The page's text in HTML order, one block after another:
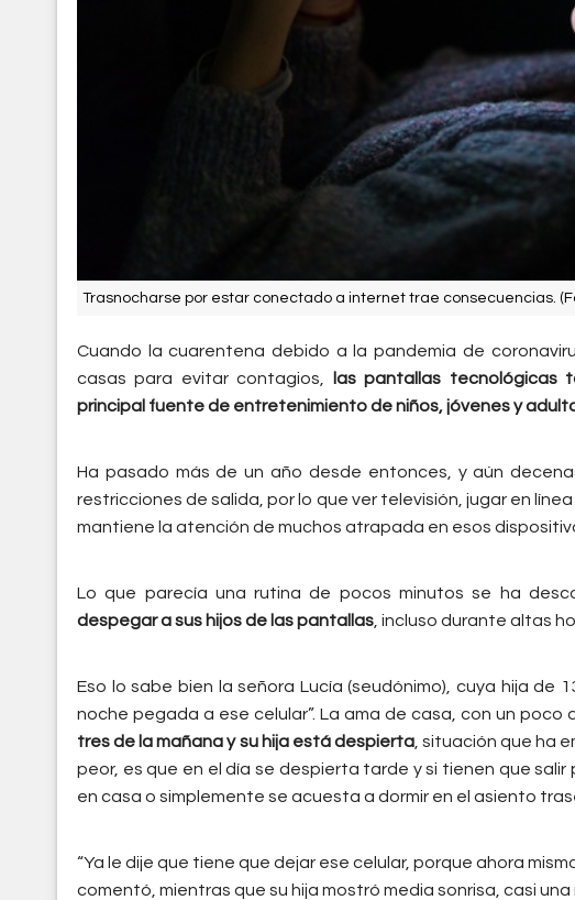
Trasnocharse por estar conectado a internet trae consecuencias.
Cuando la cuarentena debido a la pandemia de
casas para evitar contagios,
las pantallas tecnológicas
principal fuente de entretenimiento de niños, jóvenes y
Ha pasado más de un año desde entonces, y aún
restricciones de salida, por lo que ver televisión, jugar en
mantiene la atención de muchos atrapada en esos
Lo que parecía una rutina de pocos minutos se ha
despegar a sus hijos de las pantallas , incluso durante altas
Eso lo sabe bien la señora Lucía (seudónimo), cuya hija de
noche pegada a ese celular”. La ama de casa, con un poco
tres de la mañana y su hija está despierta, situación que ha
peor, es que en el día se despierta tarde y si tienen que
en casa o simplemente se acuesta a dormir en el asiento
“Ya le dije que tiene que dejar ese celular, porque ahora
comentó, mientras que su hija mostró media sonrisa, casi una